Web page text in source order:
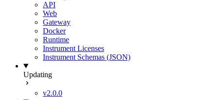
API
Web
Gateway
Docker
Runtime
Instrument Licenses
Instrument Schemas (JSON)
Updating
v2.0.0